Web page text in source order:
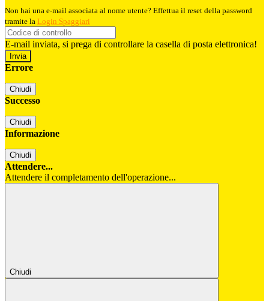
Non hai una e-mail associata al nome utente? Effettua il reset della password
tramite la Login Spaggiari
E-mail inviata, si prega di controllare la casella di posta elettronica!
Errore
Chiudi
Successo
Chiudi
Informazione
Chiudi
Attendere...
Attendere il completamento dell'operazione...
Chiudi